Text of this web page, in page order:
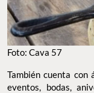
Foto: Cava 57
También cuenta
eventos, bodas,